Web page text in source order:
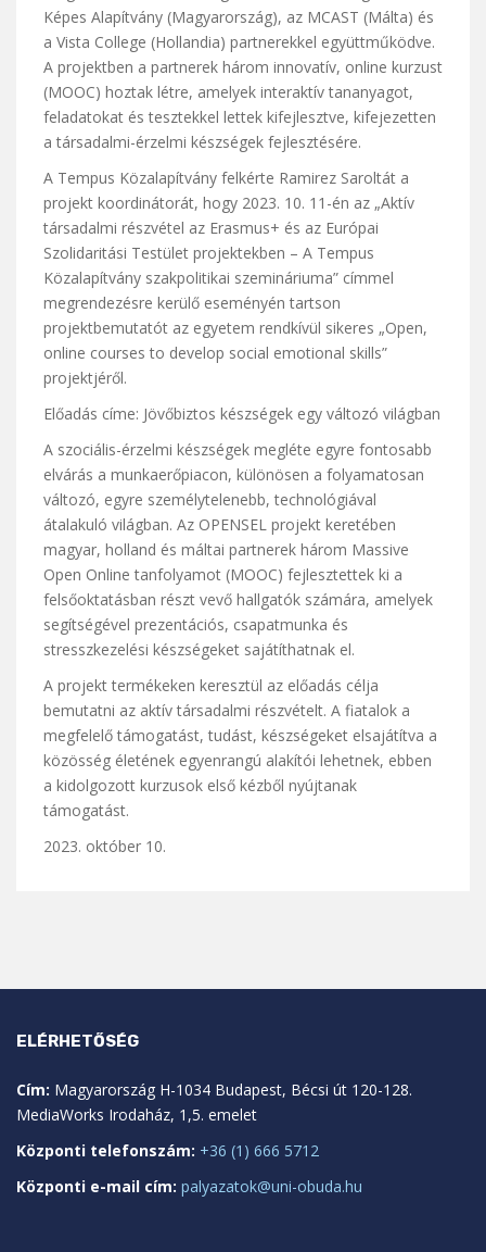
Képes Alapítvány (Magyarország), az MCAST (Málta) és
a Vista College (Hollandia) partnerekkel együttműködve.
A projektben a partnerek három innovatív, online kurzust
(MOOC) hoztak létre, amelyek interaktív tananyagot,
feladatokat és tesztekkel lettek kifejlesztve, kifejezetten
a társadalmi-érzelmi készségek fejlesztésére.
A Tempus Közalapítvány felkérte Ramirez Saroltát a
projekt koordinátorát, hogy 2023. 10. 11-én az „Aktív
társadalmi részvétel az Erasmus+ és az Európai
Szolidaritási Testület projektekben – A Tempus
Közalapítvány szakpolitikai szemináriuma” címmel
megrendezésre kerülő eseményén tartson
projektbemutatót az egyetem rendkívül sikeres „Open,
online courses to develop social emotional skills”
projektjéről.
Előadás címe: Jövőbiztos készségek egy változó világban
A szociális-érzelmi készségek megléte egyre fontosabb
elvárás a munkaerőpiacon, különösen a folyamatosan
változó, egyre személytelenebb, technológiával
átalakuló világban. Az OPENSEL projekt keretében
magyar, holland és máltai partnerek három Massive
Open Online tanfolyamot (MOOC) fejlesztettek ki a
felsőoktatásban részt vevő hallgatók számára, amelyek
segítségével prezentációs, csapatmunka és
stresszkezelési készségeket sajátíthatnak el.
A projekt termékeken keresztül az előadás célja
bemutatni az aktív társadalmi részvételt. A fiatalok a
megfelelő támogatást, tudást, készségeket elsajátítva a
közösség életének egyenrangú alakítói lehetnek, ebben
a kidolgozott kurzusok első kézből nyújtanak
támogatást.
2023. október 10.
ELÉRHETŐSÉG
Cím: Magyarország H-1034 Budapest, Bécsi út 120-128.
MediaWorks Irodaház, 1,5. emelet
Központi telefonszám: +36 (1) 666 5712
Központi e-mail cím: palyazatok@uni-obuda.hu